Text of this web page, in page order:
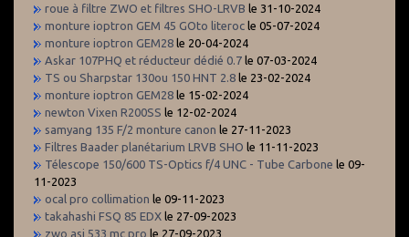
roue à filtre ZWO et filtres SHO-LRVB le 31-10-2024
monture ioptron GEM 45 GOto literoc le 05-07-2024
monture ioptron GEM28 le 20-04-2024
Askar 107PHQ et réducteur dédié 0.7 le 07-03-2024
TS ou Sharpstar 130ou 150 HNT 2.8 le 23-02-2024
monture ioptron GEM28 le 15-02-2024
newton Vixen R200SS le 12-02-2024
samyang 135 F/2 monture canon le 27-11-2023
Filtres Baader planétarium LRVB SHO le 11-11-2023
Télescope 150/600 TS-Optics f/4 UNC - Tube Carbone le 09-
11-2023
ocal pro collimation le 09-11-2023
takahashi FSQ 85 EDX le 27-09-2023
zwo asi 533 mc pro le 27-09-2023